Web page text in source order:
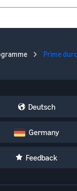
Prime
Deutsch
Germany
Feedback